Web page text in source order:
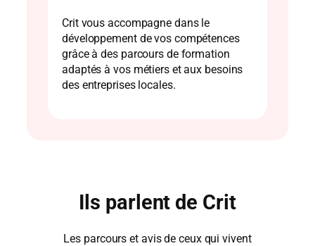
Crit vous accompagne dans le
développement de vos compétences
grâce à des parcours de formation
adaptés à vos métiers et aux besoins
des entreprises locales.
Ils parlent de Crit
Les parcours et avis de ceux qui vivent